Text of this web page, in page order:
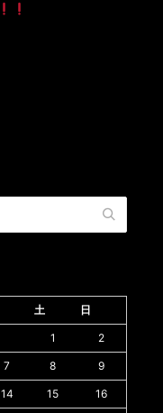
土 日
1 2
7 8 9
14 15 16